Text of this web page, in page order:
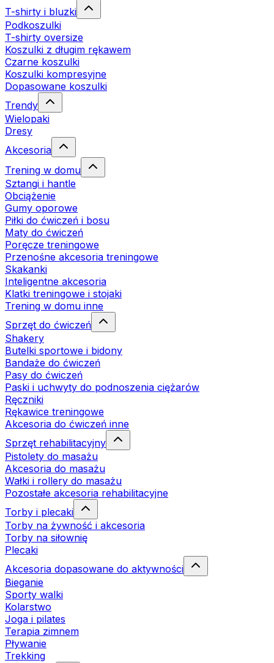
T-shirty i bluzki
Podkoszulki
T-shirty oversize
Koszulki z długim rękawem
Czarne koszulki
Koszulki kompresyjne
Dopasowane koszulki
Trendy
Wielopaki
Dresy
Akcesoria
Trening w domu
Sztangi i hantle
Obciążenie
Gumy oporowe
Piłki do ćwiczeń i bosu
Maty do ćwiczeń
Poręcze treningowe
Przenośne akcesoria treningowe
Skakanki
Inteligentne akcesoria
Klatki treningowe i stojaki
Trening w domu inne
Sprzęt do ćwiczeń
Shakery
Butelki sportowe i bidony
Bandaże do ćwiczeń
Pasy do ćwiczeń
Paski i uchwyty do podnoszenia ciężarów
Ręczniki
Rękawice treningowe
Akcesoria do ćwiczeń inne
Sprzęt rehabilitacyjny
Pistolety do masażu
Akcesoria do masażu
Wałki i rollery do masażu
Pozostałe akcesoria rehabilitacyjne
Torby i plecaki
Torby na żywność i akcesoria
Torby na siłownię
Plecaki
Akcesoria dopasowane do aktywności
Bieganie
Sporty walki
Kolarstwo
Joga i pilates
Terapia zimnem
Pływanie
Trekking